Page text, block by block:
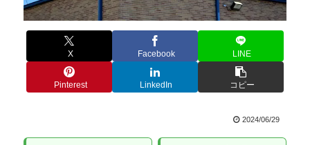
X Facebook LINE
Pinterest LinkedIn コピー
2024/06/29